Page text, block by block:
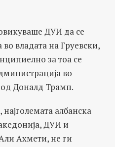
ДУИ да се
владата на Груевски,
за тоа се
во
Доналд Трамп.
албанска
ДУИ и
Ахмети, не ги